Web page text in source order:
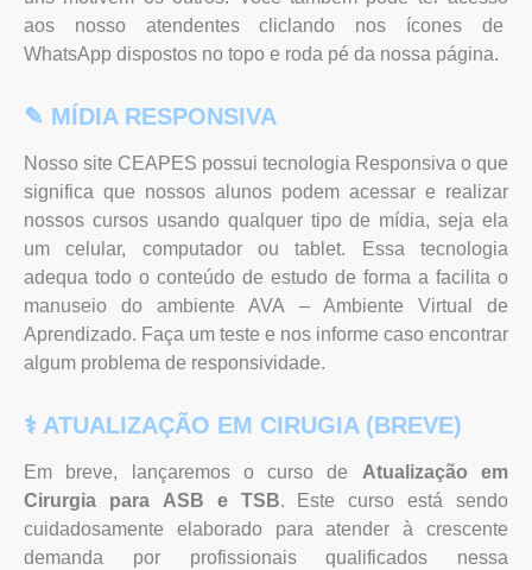
aos nosso atendentes cliclando nos ícones de
WhatsApp dispostos no topo e roda pé da nossa página.
✎ MÍDIA RESPONSIVA
Nosso site CEAPES possui tecnologia Responsiva o que
significa que nossos alunos podem acessar e realizar
nossos cursos usando qualquer tipo de mídia, seja ela
um celular, computador ou tablet. Essa tecnologia
adequa todo o conteúdo de estudo de forma a facilita o
manuseio do ambiente AVA – Ambiente Virtual de
Aprendizado. Faça um teste e nos informe caso encontrar
algum problema de responsividade.
⚕︎ ATUALIZAÇÃO EM CIRUGIA (BREVE)
Em breve, lançaremos o curso de Atualização em
Cirurgia para ASB e TSB. Este curso está sendo
cuidadosamente elaborado para atender à crescente
demanda por profissionais qualificados nessa